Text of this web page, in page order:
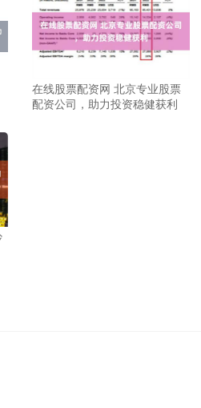
在线股票配资网 北京专业股票
配资公司，助力投资稳健获利